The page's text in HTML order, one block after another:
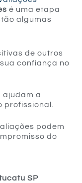
é uma etapa
algumas
de outros
confiança no
ajudam a
profissional.
podem
do
SP